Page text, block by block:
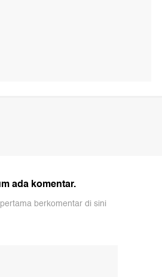
ada komentar.
berkomentar di sini